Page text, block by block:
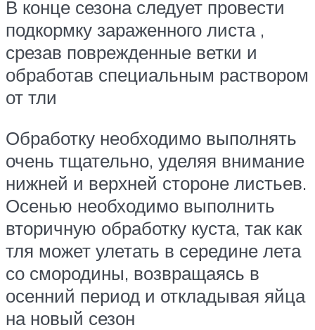
В конце сезона следует провести
подкормку зараженного листа ,
срезав поврежденные ветки и
обработав специальным раствором
от тли
Обработку необходимо выполнять
очень тщательно, уделяя внимание
нижней и верхней стороне листьев.
Осенью необходимо выполнить
вторичную обработку куста, так как
тля может улетать в середине лета
со смородины, возвращаясь в
осенний период и откладывая яйца
на новый сезон